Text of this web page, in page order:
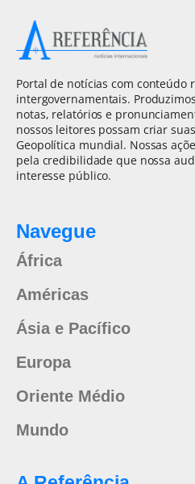
Portal de notícias com conteúdo
intergovernamentais.
notas, relatórios e
nossos leitores possam criar
Geopolítica mundial. Nossas
pela credibilidade que nossa
interesse público.
Navegue
África
Américas
Ásia e Pacífico
Europa
Oriente Médio
Mundo